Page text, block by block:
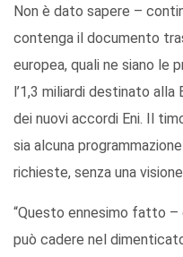
Non è dato sapere –
contenga il documento
europea, quali ne siano le
l’1,3 miliardi destinato
dei nuovi accordi Eni. Il
sia alcuna
richieste, senza una
“Questo ennesimo fatto –
può cadere nel